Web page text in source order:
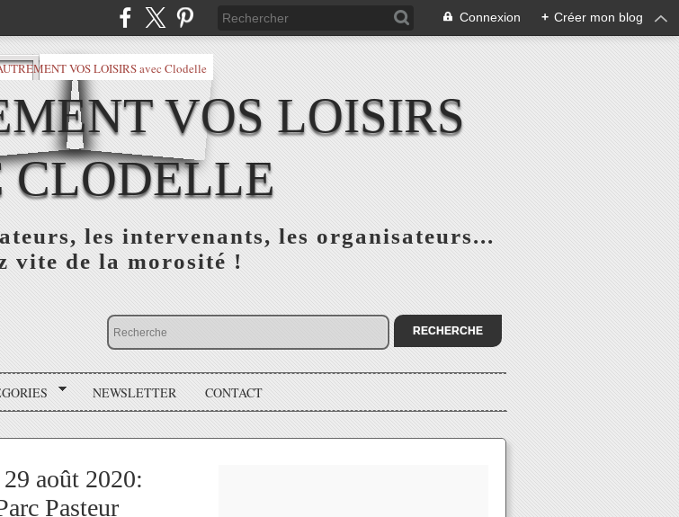
Connexion + Créer mon blog
VOS LOISIRS
CLODELLE
les intervenants, les organisateurs...
vite de la morosité !
NEWSLETTER CONTACT
août 2020:
Pasteur